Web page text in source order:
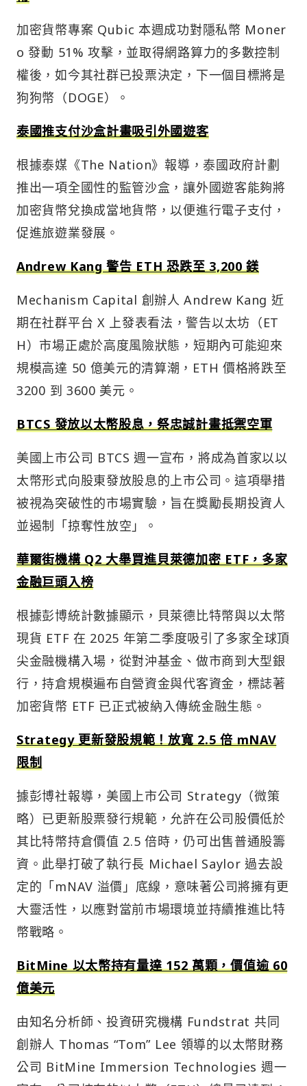
加密貨幣專案 Qubic 本週成功對隱私幣 Moner
o 發動 51% 攻擊，並取得網路算力的多數控制
權後，如今其社群已投票決定，下一個目標將是
狗狗幣（DOGE）。
泰國推支付沙盒計畫吸引外國遊客
根據泰媒《The Nation》報導，泰國政府計劃
推出一項全國性的監管沙盒，讓外國遊客能夠將
加密貨幣兌換成當地貨幣，以便進行電子支付，
促進旅遊業發展。
Andrew Kang 警告 ETH 恐跌至 3,200 鎂
Mechanism Capital 創辦人 Andrew Kang 近
期在社群平台 X 上發表看法，警告以太坊（ET
H）市場正處於高度風險狀態，短期內可能迎來
規模高達 50 億美元的清算潮，ETH 價格將跌至
3200 到 3600 美元。
BTCS 發放以太幣股息，祭忠誠計畫抵禦空軍
美國上市公司 BTCS 週一宣布，將成為首家以以
太幣形式向股東發放股息的上市公司。這項舉措
被視為突破性的市場實驗，旨在獎勵長期投資人
並遏制「掠奪性放空」。
華爾街機構 Q2 大舉買進貝萊德加密 ETF，多家
金融巨頭入榜
根據彭博統計數據顯示，貝萊德比特幣與以太幣
現貨 ETF 在 2025 年第二季度吸引了多家全球頂
尖金融機構入場，從對沖基金、做市商到大型銀
行，持倉規模遍布自營資金與代客資金，標誌著
加密貨幣 ETF 已正式被納入傳統金融生態。
Strategy 更新發股規範！放寬 2.5 倍 mNAV
限制
據彭博社報導，美國上市公司 Strategy（微策
略）已更新股票發行規範，允許在公司股價低於
其比特幣持倉價值 2.5 倍時，仍可出售普通股籌
資。此舉打破了執行長 Michael Saylor 過去設
定的「mNAV 溢價」底線，意味著公司將擁有更
大靈活性，以應對當前市場環境並持續推進比特
幣戰略。
BitMine 以太幣持有量達 152 萬顆，價值逾 60
億美元
由知名分析師、投資研究機構 Fundstrat 共同
創辦人 Thomas “Tom” Lee 領導的以太幣財務
公司 BitMine Immersion Technologies 週一